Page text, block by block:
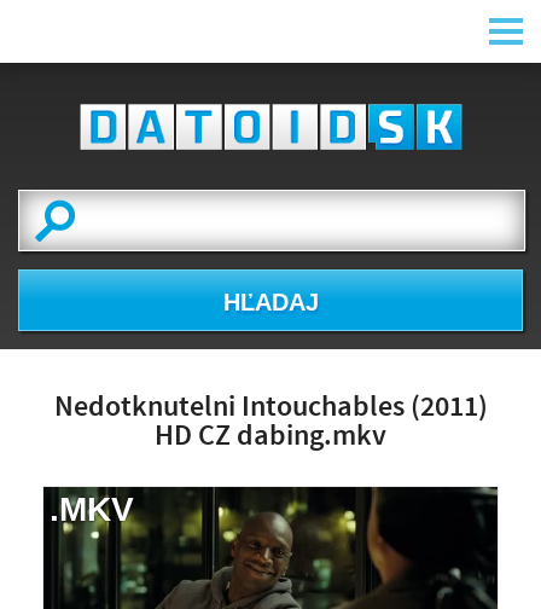
HĽADAJ
Nedotknutelni Intouchables (2011)
HD CZ dabing.mkv
NÁHĽAD VIDEA
NIE JE K DISPOZÍCII
.MKV